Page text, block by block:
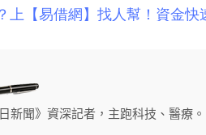
新聞》資深記者，主跑科技、醫療。